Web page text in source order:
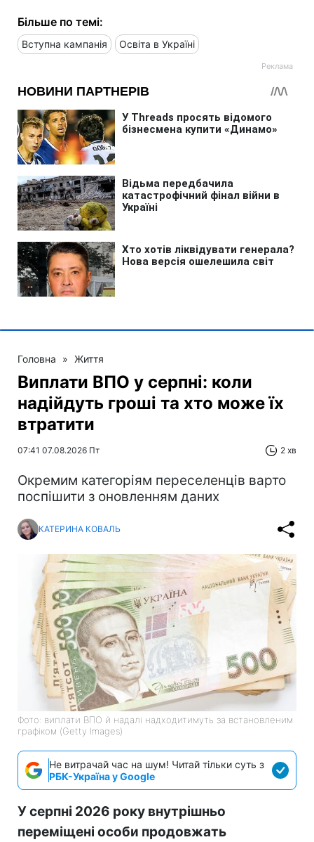
Більше по темі:
Вступна кампанія Освіта в Україні
Головна » Життя
Виплати ВПО у серпні: коли
надійдуть гроші та хто може їх
втратити
07:41 07.08.2026 Пт 2 хв
Окремим категоріям переселенців варто
поспішити з оновленням даних
КАТЕРИНА КОВАЛЬ
Фото: виплати ВПО й надалі надходитимуть за встановленим
графіком (Getty Images)
Не витрачай час на шум! Читай тільки суть з
РБК-Україна у Google
У серпні 2026 року внутрішньо
переміщені особи продовжать